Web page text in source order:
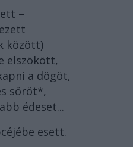
–
között)
elszökött,
a dögöt,
söröt*,
édeset...
esett.